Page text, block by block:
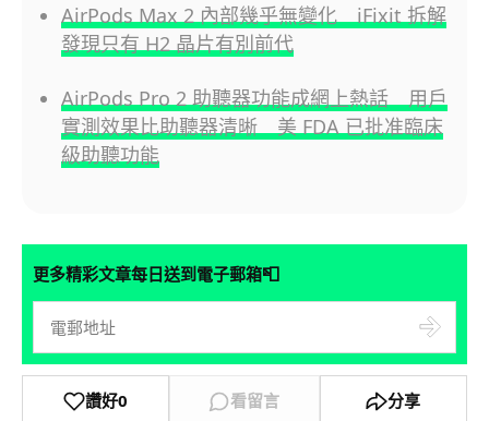
AirPods Max 2 內部幾乎無變化 iFixit 拆解
發現只有 H2 晶片有別前代
AirPods Pro 2 助聽器功能成網上熱話 用戶
實測效果比助聽器清晰 美 FDA 已批准臨床
級助聽功能
更多精彩文章每日送到電子郵箱📮
讚好0 看留言 分享